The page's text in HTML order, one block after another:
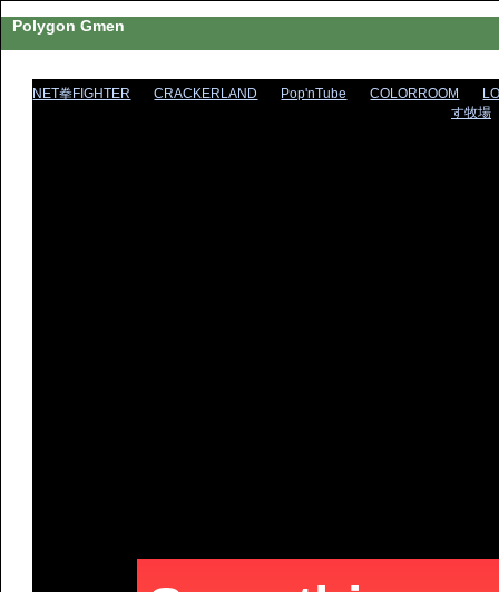
Polygon Gmen
NET拳FIGHTER CRACKERLAND Pop'nTube COLORROOM
す牧場